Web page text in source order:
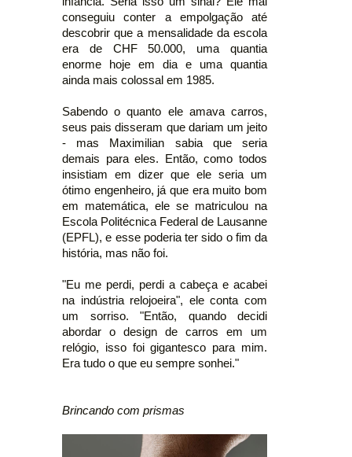
conseguiu conter a empolgação até
descobrir que a mensalidade da escola
era de CHF 50.000, uma quantia
enorme hoje em dia e uma quantia
ainda mais colossal em 1985.
Sabendo o quanto ele amava carros,
seus pais disseram que dariam um jeito
- mas Maximilian sabia que seria
demais para eles. Então, como todos
insistiam em dizer que ele seria um
ótimo engenheiro, já que era muito bom
em matemática, ele se matriculou na
Escola Politécnica Federal de Lausanne
(EPFL), e esse poderia ter sido o fim da
história, mas não foi.
"Eu me perdi, perdi a cabeça e acabei
na indústria relojoeira", ele conta com
um sorriso. "Então, quando decidi
abordar o design de carros em um
relógio, isso foi gigantesco para mim.
Era tudo o que eu sempre sonhei."
Brincando com prismas